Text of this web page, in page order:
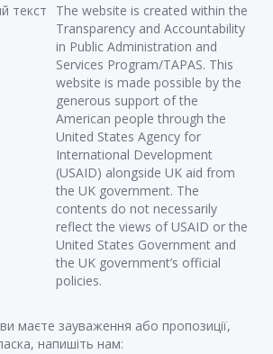
The website is created within the
Transparency and Accountability
in Public Administration and
Services Program/TAPAS. This
website is made possible by the
generous support of the
American people through the
United States Agency for
International Development
(USAID) alongside UK aid from
the UK government. The
contents do not necessarily
reflect the views of USAID or the
United States Government and
the UK government’s official
policies.
маєте зауваження або пропозиції,
напишіть нам: